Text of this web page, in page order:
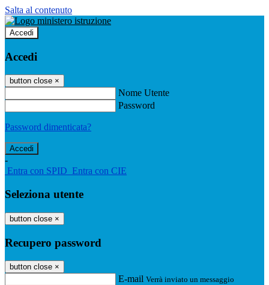
Salta al contenuto
Accedi
Accedi
button close ×
Nome Utente
Password
Password dimenticata?
-
Entra con SPID Entra con CIE
Seleziona utente
button close ×
Recupero password
button close ×
E-mail Verrà inviato un messaggio